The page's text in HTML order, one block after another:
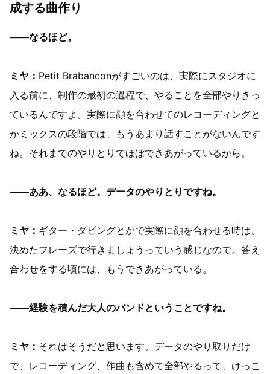
成する曲作り
——なるほど。
ミヤ： Petit Brabanconがすごいのは、実際にスタジオに
入る前に、制作の最初の過程で、やることを全部やりきっ
ているんですよ。実際に顔を合わせてのレコーディングと
かミックスの段階では、もうあまり話すことがないんです
ね。それまでのやりとりでほぼできあがっているから。
——ああ、なるほど。データのやりとりですね。
ミヤ： ギター・ダビングとかで実際に顔を合わせる時は、
決めたフレーズで行きましょうっていう感じなので。答え
合わせをする頃には、もうできあがっている。
——経験を積んだ大人のバンドということですね。
ミヤ： それはそうだと思います。データのやり取りだけ
で、レコーディング、作曲も含めて全部やるって、けっこ